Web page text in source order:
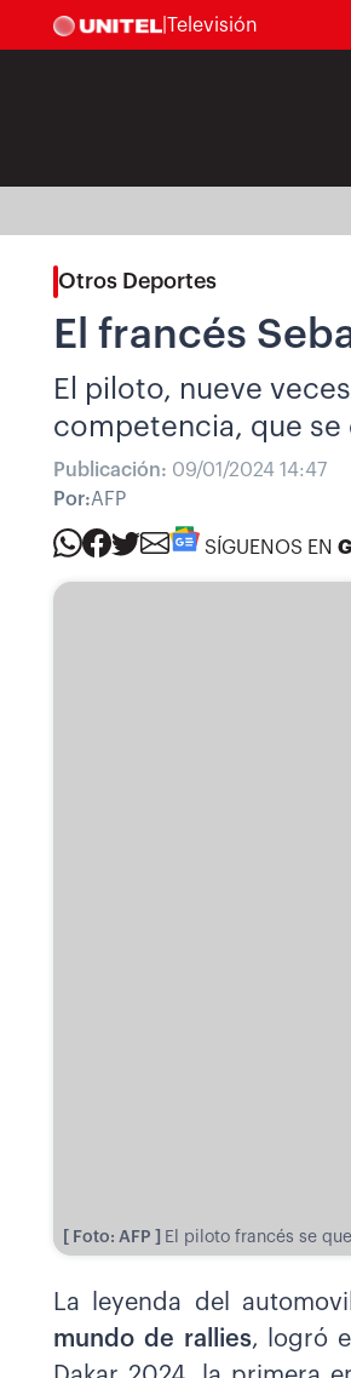
Televisión
Otros Deportes
El francés
El piloto, nueve
competencia, que se
Publicación: 09/01/2024 14:47
Por:AFP
SÍGUENOS EN
[ Foto: AFP ] El piloto francés se
La leyenda del
mundo de rallies, logró